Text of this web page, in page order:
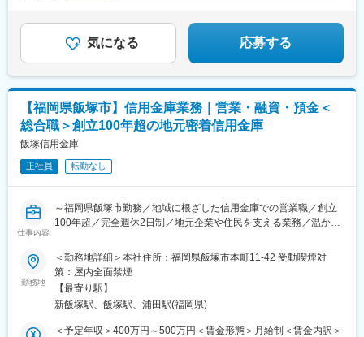
銀座一丁目駅、馬喰横山駅、赤坂駅(東京都)、六本木一丁目駅、汐
留駅、竹芝駅、泉岳寺駅、新宿西口駅、神楽坂駅、学習院下駅、
西武新宿駅、春日駅(東京都)、浅草駅(ＴＸ)、上野御徒町駅、九品
仏駅、北参道駅、都電雑司ケ谷駅、西日暮里駅、豊島園駅(西武
線)、立川北駅、多摩センター駅、桜木町駅、馬車道駅、向河原
駅、高津駅(神奈川県)、千葉駅、東海神駅、大阪駅、大江橋駅、長
堀橋駅、大阪難波駅、淀屋橋駅、大国町駅、京都河原町駅、国際
センター駅、大須観音駅、今池駅(愛知県)、西一宮駅、駅前駅、呉
服町駅(福岡県)、天神南駅、薬院大通駅、香椎宮前駅、旦過駅、大
通駅、市役所前駅(北海道)、広瀬通駅、東宿郷駅、電鉄富山駅、末
駅、岡山駅、猿猴橋町駅、本通駅
大崎駅、鶴見小野駅、三ツ沢下町駅、戸部駅、山手駅、井土ケ谷
駅、和田町駅、屏風浦駅、金沢文庫駅、新羽駅、戸塚駅、上永谷
駅、鶴ケ峰駅、瀬谷駅、立場駅、青葉台駅、センター南駅、鹿島
田駅、武蔵小杉駅、武蔵溝ノ口駅、生田駅(神奈川県)、鷺沼駅、柿
生駅、相模湖駅、上溝駅、下溝駅、上大岡駅、菊名駅、新横浜
関内駅、桜木町駅、京急鶴見駅、長津田駅、海老名駅(相模線)、大
船駅、茅ケ崎駅、本厚木駅、小田原駅、川崎駅、向ケ丘遊園駅、
元住吉駅、橋本駅(神奈川県)、大和駅(神奈川県)、中央林間駅、藤
駅、浦安駅(千葉県)、国府台駅、京成八幡駅、谷津駅、幸谷駅、蘇
駅、川越駅、川口駅、八乙女駅、五橋駅、青葉通一番町駅、都島
駅、野田阪神駅、桜島駅、阿波座駅、朝潮橋駅、津守駅、大阪上
駅、千林大宮駅、鴫野駅、東天下茶屋駅、沢ノ町駅、駒川中野
駅、西天下茶屋駅、三国駅(大阪府)、横堤駅、住ノ江駅、喜連瓜破
駅、大阪梅田駅(阪急線)、堺筋本町駅、堺駅、深井駅、石津川駅、
栂・美木多駅、新金岡駅、北野田駅、石橋阪大前駅、大阪城北詰
(大阪府)、南摂津駅、大日駅、長堀橋駅、枚方公園駅、高槻駅、り
気になる 応募する
【福岡県飯塚市】信用金庫業務｜営業・融資・預金＜
総合職＞創立100年超の地元密着信用金庫
飯塚信用金庫
正社員 転勤なし
仕事内容
～福岡県飯塚市勤務／地域に根ざした信用金庫での営業職／創立
100年超／完全週休2日制／地元企業や住民を支える業務／温かい
可能です～
■採用背景：
当庫の営業店にて、お客様対応・融資提案・事務業務などをお任
せします。地域やお客様への貢献意欲を持った職員が多く、支え
合える温かい雰囲気の中で働くことができます。
勤務地
＜勤務地詳細＞本社住所：福岡県飯塚市本町11-42 受動喫煙対
策：屋内全面禁煙
【最寄り駅】
新飯塚駅、飯塚駅、浦田駅(福岡県)
＜予定年収＞400万円～500万円＜賃金形態＞月給制＜賃金内訳＞